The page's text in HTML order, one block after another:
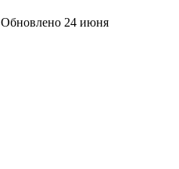
Обновлено 24 июня